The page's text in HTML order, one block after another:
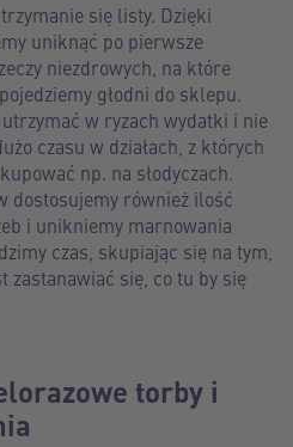
się listy. Dzięki
uniknąć po pierwsze
niezdrowych, na które
głodni do sklepu.
w ryzach wydatki i nie
czasu w działach, z których
np. na słodyczach.
dostosujemy również ilość
i unikniemy marnowania
czas, skupiając się na tym,
zastanawiać się, co tu by się
torby i